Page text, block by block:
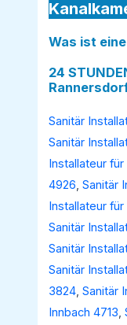
Was ist
24
Sanitär
Sanitär
Installateur
4926,Sanitär
Installateur
Sanitär
Sanitär
Sanitär
3824,Sanitär
Innbach 4713,